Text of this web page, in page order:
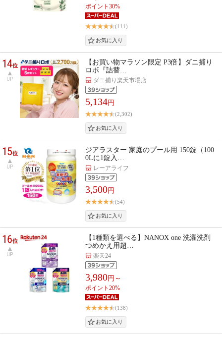
ポイント30%
(111)
14位
UP
【お買い物マラソン限定 P3倍】ダニ捕り
ロボ『詰替…
ダニ捕り楽天市場店
5,134円
(2,302)
15位
UP
ジアラスター 家庭のプール用 150錠（100
0Lに1錠入…
レーアライフ
3,500円
(54)
16位
UP
【1種類を選べる】NANOX one 洗濯洗剤
つめかえ用超…
楽天24
3,980円～
ポイント20%
(138)